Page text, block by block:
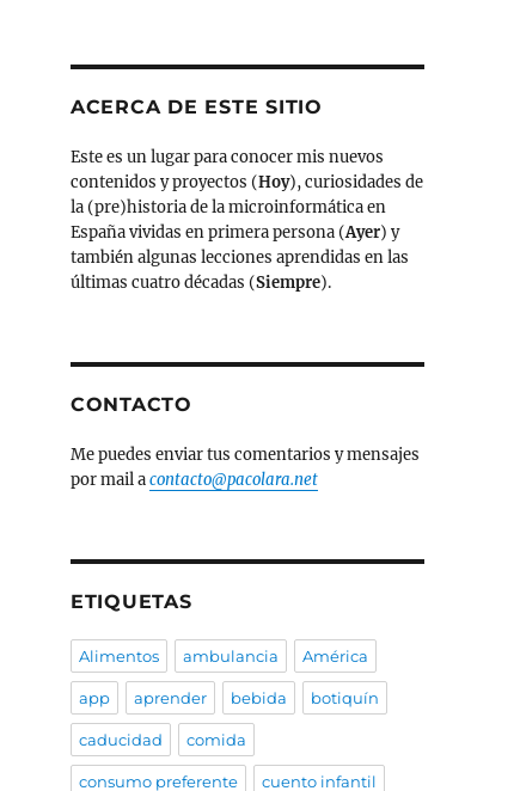
ACERCA DE ESTE SITIO
Este es un lugar para conocer mis nuevos
contenidos y proyectos (Hoy), curiosidades de
la (pre)historia de la microinformática en
España vividas en primera persona (Ayer) y
también algunas lecciones aprendidas en las
últimas cuatro décadas (Siempre).
CONTACTO
Me puedes enviar tus comentarios y mensajes
por mail acontacto@pacolara.net
ETIQUETAS
Alimentos ambulancia América
app aprender bebida botiquín
caducidad comida
consumo preferente cuento infantil